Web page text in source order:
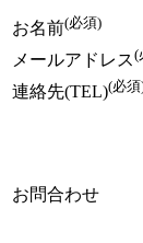
お名前(必須)
メールアドレス(
連絡先(TEL)(必須
お問合わせ